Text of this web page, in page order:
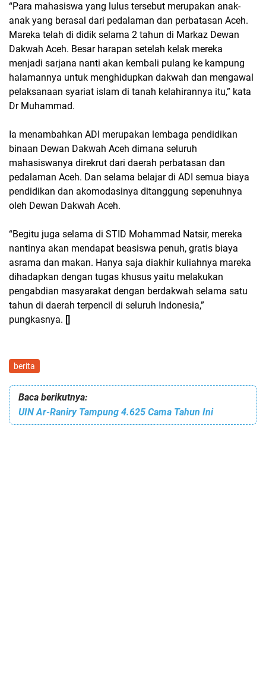
“Para mahasiswa yang lulus tersebut merupakan anak-
anak yang berasal dari pedalaman dan perbatasan Aceh.
Mareka telah di didik selama 2 tahun di Markaz Dewan
Dakwah Aceh. Besar harapan setelah kelak mereka
menjadi sarjana nanti akan kembali pulang ke kampung
halamannya untuk menghidupkan dakwah dan mengawal
pelaksanaan syariat islam di tanah kelahirannya itu,” kata
Dr Muhammad.
Ia menambahkan ADI merupakan lembaga pendidikan
binaan Dewan Dakwah Aceh dimana seluruh
mahasiswanya direkrut dari daerah perbatasan dan
pedalaman Aceh. Dan selama belajar di ADI semua biaya
pendidikan dan akomodasinya ditanggung sepenuhnya
oleh Dewan Dakwah Aceh.
“Begitu juga selama di STID Mohammad Natsir, mereka
nantinya akan mendapat beasiswa penuh, gratis biaya
asrama dan makan. Hanya saja diakhir kuliahnya mareka
dihadapkan dengan tugas khusus yaitu melakukan
pengabdian masyarakat dengan berdakwah selama satu
tahun di daerah terpencil di seluruh Indonesia,”
pungkasnya. []
berita
Baca berikutnya:
UIN Ar-Raniry Tampung 4.625 Cama Tahun Ini